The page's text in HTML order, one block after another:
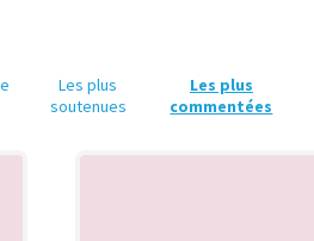
Les plus
soutenues
Les plus
commentées